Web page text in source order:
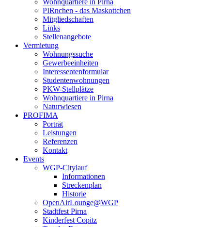
PIRnchen - das Maskottchen
Mitgliedschaften
Links
Stellenangebote
Vermietung
Wohnungssuche
Gewerbeeinheiten
Interessentenformular
Studentenwohnungen
PKW-Stellplätze
Wohnquartiere in Pirna
Naturwiesen
PROFIMA
Porträt
Leistungen
Referenzen
Kontakt
Events
WGP-Citylauf
Informationen
Streckenplan
Historie
OpenAirLounge@WGP
Stadtfest Pirna
Kinderfest Copitz